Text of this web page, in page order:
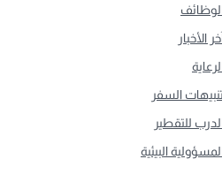
الأخبار
السفر
للتقطير
البيئية